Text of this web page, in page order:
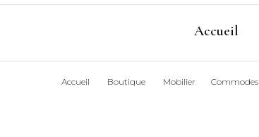
Accueil
Accueil Boutique Mobilier Commodes